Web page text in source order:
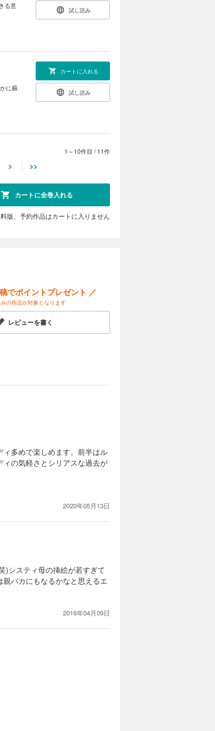
る意
試し読み
に蘇
カートに入れる
試し読み
卒業
カートに入れる
1～10件目 /11件
> >>
カートに全巻入れる
版、予約作品はカートに入りません
でポイントプレゼント ／
の作品が対象となります
レビューを書く
多めで楽しめます。前半はル
の気軽さとシリアスな過去が
2020年05月13日
)システィ母の挿絵が若すぎて
バカにもなるかなと思えるエ
2016年04月09日